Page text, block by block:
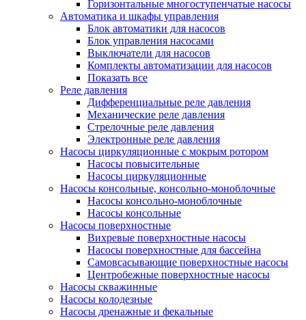
Горизонтальные многоступенчатые насосы
Автоматика и шкафы управления
Блок автоматики для насосов
Блок управления насосами
Выключатели для насосов
Комплекты автоматизации для насосов
Показать все
Реле давления
Дифференциальные реле давления
Механические реле давления
Стрелочные реле давления
Электронные реле давления
Насосы циркуляционные с мокрым ротором
Насосы повысительные
Насосы циркуляционные
Насосы консольные, консольно-моноблочные
Насосы консольно-моноблочные
Насосы консольные
Насосы поверхностные
Вихревые поверхностные насосы
Насосы поверхностные для бассейна
Самовсасывающие поверхностные насосы
Центробежные поверхностные насосы
Насосы скважинные
Насосы колодезные
Насосы дренажные и фекальные